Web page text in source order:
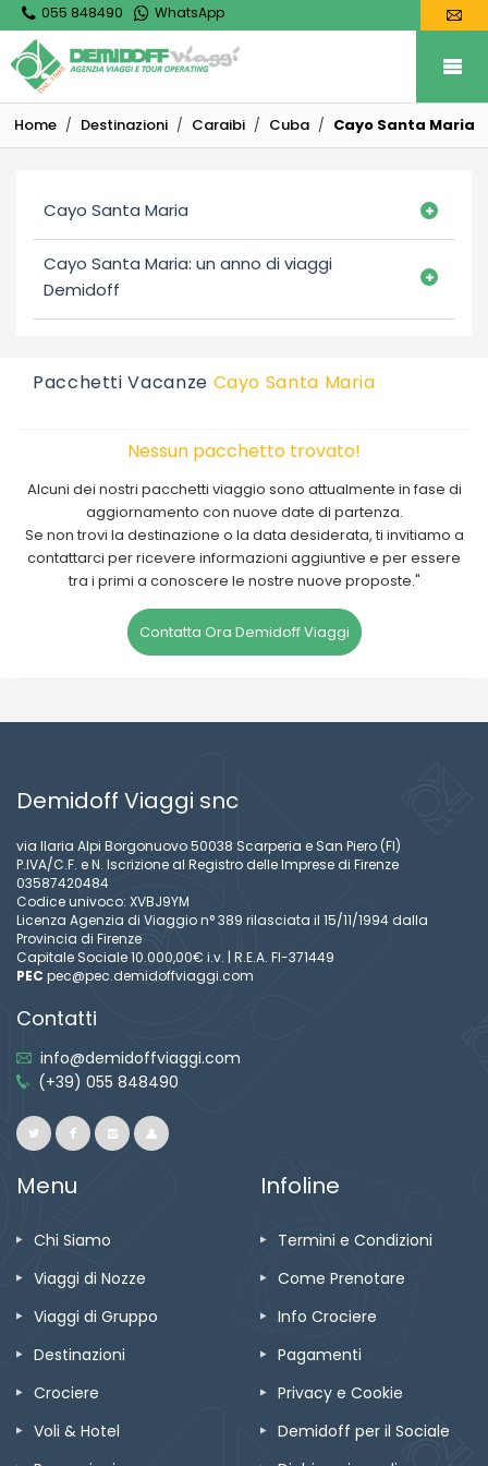
055 848490 WhatsApp
Home Destinazioni Caraibi Cuba Cayo Santa Maria
Cayo Santa Maria
Cayo Santa Maria: un anno di viaggi
Demidoff
Pacchetti Vacanze Cayo Santa Maria
Nessun pacchetto trovato!
Alcuni dei nostri pacchetti viaggio sono attualmente in fase di
aggiornamento con nuove date di partenza.
Se non trovi la destinazione o la data desiderata, ti invitiamo a
contattarci per ricevere informazioni aggiuntive e per essere
tra i primi a conoscere le nostre nuove proposte."
Contatta Ora Demidoff Viaggi
Demidoff Viaggi snc
via Ilaria Alpi Borgonuovo 50038 Scarperia e San Piero (FI)
P.IVA/C.F. e N. Iscrizione al Registro delle Imprese di Firenze
03587420484
Codice univoco: XVBJ9YM
Licenza Agenzia di Viaggio n° 389 rilasciata il 15/11/1994 dalla
Provincia di Firenze
Capitale Sociale 10.000,00€ i.v. | R.E.A. FI-371449
PEC pec@pec.demidoffviaggi.com
Contatti
info@demidoffviaggi.com
(+39) 055 848490
Menu
Chi Siamo
Viaggi di Nozze
Viaggi di Gruppo
Destinazioni
Crociere
Voli & Hotel
Infoline
Termini e Condizioni
Come Prenotare
Info Crociere
Pagamenti
Privacy e Cookie
Demidoff per il Sociale